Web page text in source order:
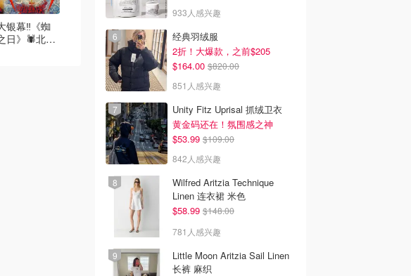
银幕‼️《蜘
日》🕷️北美
好看的韩国电影排行榜，
必看盘点！8月最新！(持
荐 - 万众期待的热门大片
- 8月最新: 《末世行者》
933人感兴趣
经典羽绒服
2折！大爆款，之前$205
$164.00 $820.00
851人感兴趣
Unity Fitz Uprisal 抓绒卫衣
黄金码还在！氛围感之神
$53.99 $109.00
842人感兴趣
Wilfred Aritzia Technique
Linen 连衣裙 米色
$58.99 $148.00
781人感兴趣
Little Moon Aritzia Sail Linen
长裤 麻织